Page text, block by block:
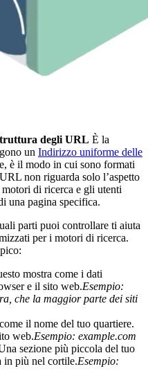
degli URL È la
un Indirizzo uniforme delle
è il modo in cui sono formati
non riguarda solo l’aspetto
di ricerca e gli utenti
una pagina specifica.
parti puoi controllare ti aiuta
per i motori di ricerca.
mostra come i dati
e il sito web.Esempio:
che la maggior parte dei siti
il nome del tuo quartiere.
web.Esempio: example.com
sezione più piccola del tuo
in più nel cortile.Esempio: